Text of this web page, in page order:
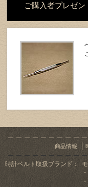
ご購入者プレゼン
商品情報
時計ベルト取扱ブランド：